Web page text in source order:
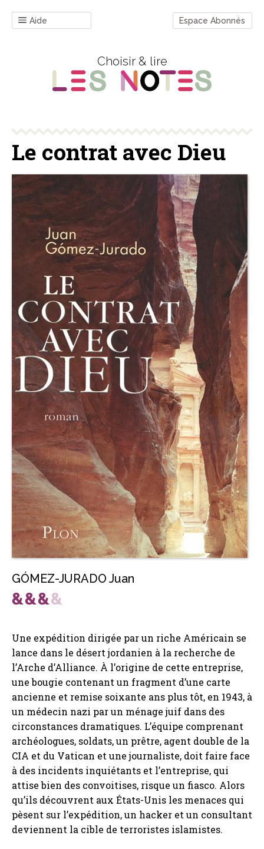
Aide Espace Abonnés
Choisir & lire
Le contrat avec Dieu
GÓMEZ-JURADO Juan
Une expédition dirigée par un riche Américain se
lance dans le désert jordanien à la recherche de
l’Arche d’Alliance. À l’origine de cette entreprise,
une bougie contenant un fragment d’une carte
ancienne et remise soixante ans plus tôt, en 1943, à
un médecin nazi par un ménage juif dans des
circonstances dramatiques. L’équipe comprenant
archéologues, soldats, un prêtre, agent double de la
CIA et du Vatican et une journaliste, doit faire face
à des incidents inquiétants et l’entreprise, qui
attise bien des convoitises, risque un fiasco. Alors
qu’ils découvrent aux États-Unis les menaces qui
pèsent sur l’expédition, un hacker et un consultant
deviennent la cible de terroristes islamistes.